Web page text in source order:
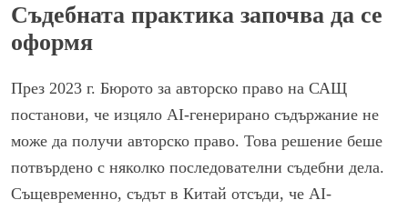
Съдебната практика започва да се
оформя
През 2023 г. Бюрото за авторско право на САЩ
постанови, че изцяло AI-генерирано съдържание не
може да получи авторско право. Това решение беше
потвърдено с няколко последователни съдебни дела.
Същевременно, съдът в Китай отсъди, че AI-